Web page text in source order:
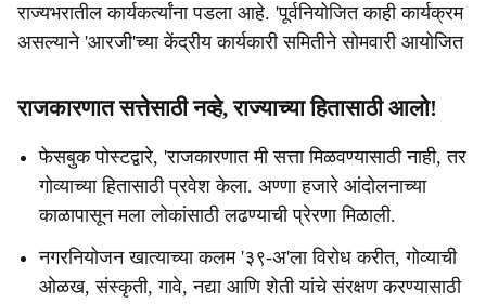
राज्यभरातील कार्यकर्त्यांना पडला आहे. 'पूर्वनियोजित काही कार्यक्रम
असल्याने 'आरजी'च्या केंद्रीय कार्यकारी समितीने सोमवारी आयोजित
राजकारणात सत्तेसाठी नव्हे, राज्याच्या हितासाठी आलो!
फेसबुक पोस्टद्वारे, 'राजकारणात मी सत्ता मिळवण्यासाठी नाही, तर
गोव्याच्या हितासाठी प्रवेश केला. अण्णा हजारे आंदोलनाच्या
काळापासून मला लोकांसाठी लढण्याची प्रेरणा मिळाली.
नगरनियोजन खात्याच्या कलम '३९-अ'ला विरोध करीत, गोव्याची
ओळख, संस्कृती, गावे, नद्या आणि शेती यांचे संरक्षण करण्यासाठी